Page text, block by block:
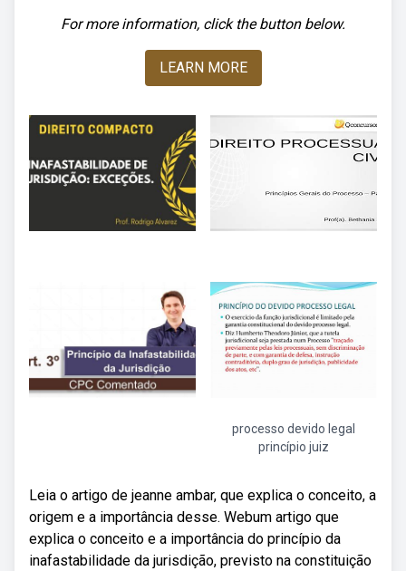
For more information, click the button below.
LEARN MORE
processo devido legal
princípio juiz
Leia o artigo de jeanne ambar, que explica o conceito, a
origem e a importância desse. Webum artigo que
explica o conceito e a importância do princípio da
inafastabilidade da jurisdição, previsto na constituição